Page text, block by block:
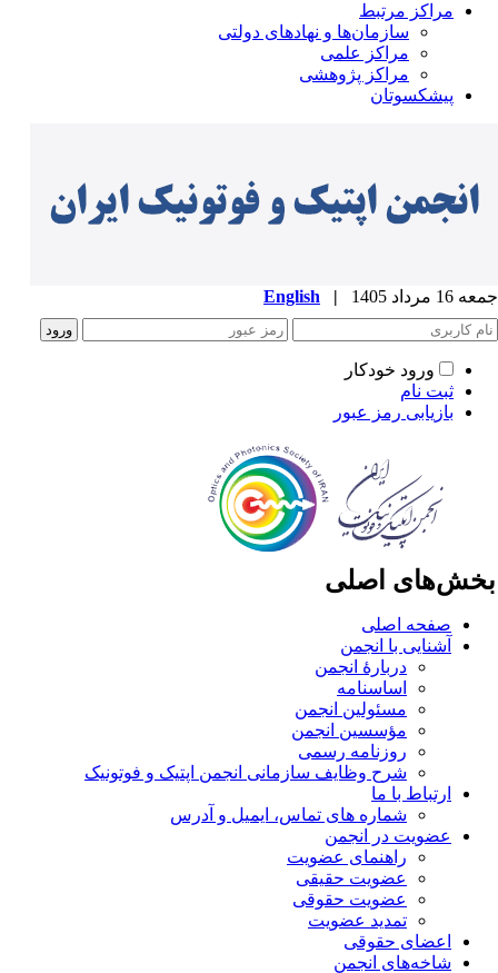
مراکز مرتبط
سازمان‌ها و نهادهای دولتی
مراکز علمی
مراکز پژوهشی
پیشکسوتان
مرداد 1405 |
English
ورود خودکار
ثبت نام
بازیابی رمز عبور
اصلی
صفحه اصلی
آشنایی با انجمن
دربارۀ انجمن
اساسنامه
مسئولین انجمن
مؤسسین انجمن
روزنامه رسمی
شرح وظایف سازمانی انجمن اپتیک و فوتونیک
ارتباط با ما
شماره های تماس، ایمیل و آدرس
عضویت در انجمن
راهنمای عضویت
عضویت حقیقی
عضویت حقوقی
تمدید عضویت
اعضای حقوقی
شاخه‌های انجمن